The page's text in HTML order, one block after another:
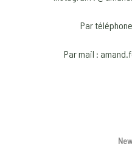
Par
Par mail :